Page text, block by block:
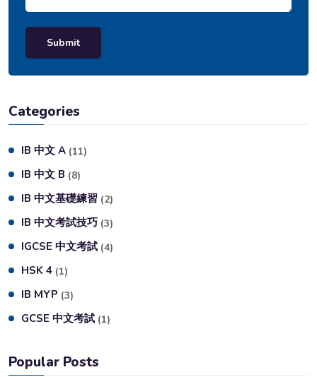
Submit
Categories
IB 中文 A (11)
IB 中文 B (8)
IB 中文基礎練習 (2)
IB 中文考試技巧 (3)
IGCSE 中文考試 (4)
HSK 4 (1)
IB MYP (3)
GCSE 中文考試 (1)
Popular Posts